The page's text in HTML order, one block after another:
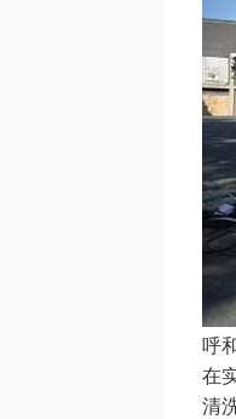
呼
在
清